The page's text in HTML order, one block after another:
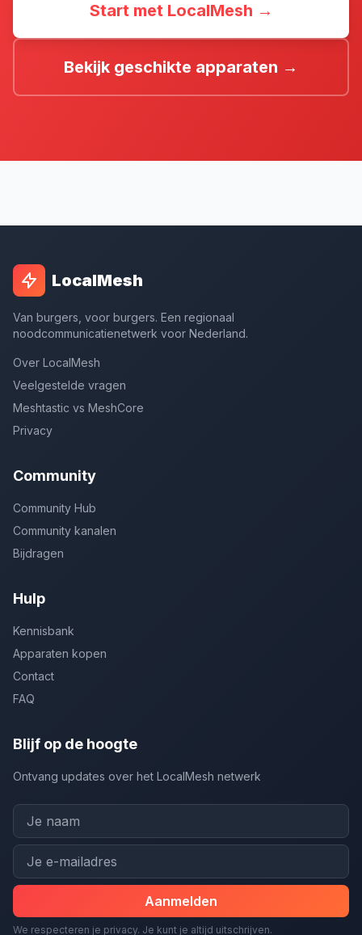
Start met LocalMesh →
Bekijk geschikte apparaten →
LocalMesh
Van burgers, voor burgers. Een regionaal
noodcommunicatienetwerk voor Nederland.
Over LocalMesh
Veelgestelde vragen
Meshtastic vs MeshCore
Privacy
Community
Community Hub
Community kanalen
Bijdragen
Hulp
Kennisbank
Apparaten kopen
Contact
FAQ
Blijf op de hoogte
Ontvang updates over het LocalMesh netwerk
Aanmelden
We respecteren je privacy. Je kunt je altijd uitschrijven.